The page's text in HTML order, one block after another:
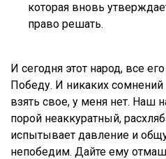
которая вновь
право решать.
И сегодня этот народ, все
Победу. И никаких сомнений
взять свое, у меня нет. Наш
порой неаккуратный,
испытывает давление и
непобедим. Дайте ему